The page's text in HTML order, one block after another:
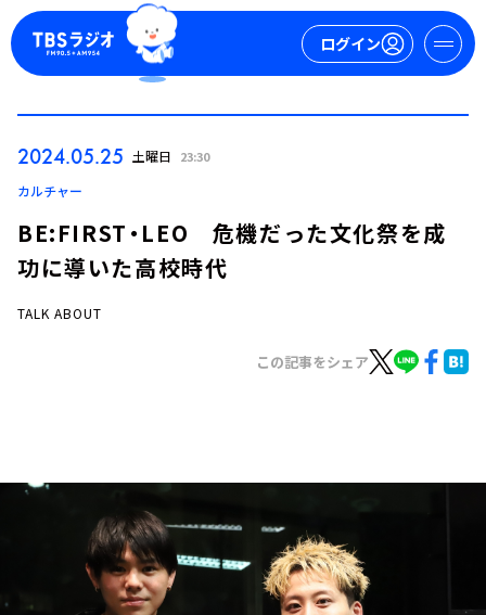
ログイン
イベント・グッズ
YouTube
会社情報
2024.05.25 土曜日 23:30
カルチャー
BE:FIRST・LEO 危機だった文化祭を成
功に導いた高校時代
TALK ABOUT
この記事をシェア